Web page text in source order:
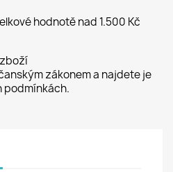
hodnotě nad 1.500 Kč
zákonem a najdete je
podmínkách.